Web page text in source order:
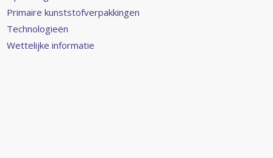
Primaire kunststofverpakkingen
Technologieën
Wettelijke informatie